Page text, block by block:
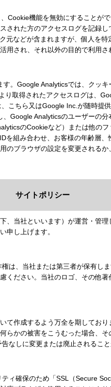
Cookie機能を無効にすることが
された方のアクセスログを記録
元などが含まれますが、個人を
され、それ以外の目的で利用さ
。Google Analyticsでは、クッ
取得されたアクセスログは、
こちら又はGoogle Inc.が随時提
Google Analyticsのユーザーの
のCookieなど）または他の
を組み合わせ、お客様の年齢層
のブラウザの設定を変更される
サイトポリシー
、当社といいます）が運営・管
申し上げます。
は、当社または第三者が保有し
ください。当社のロゴ、その他
て作成するよう万全を期してお
らかの被害をこうむった場合、
なしに変更または廃止されること
ィ確保のため「SSL（Secure